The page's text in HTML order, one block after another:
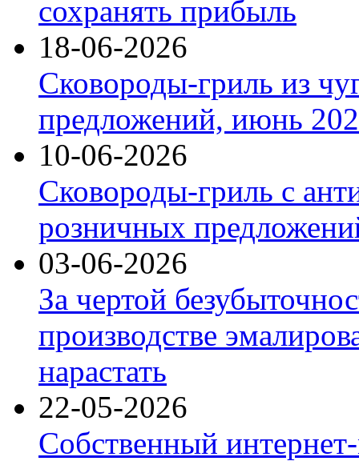
сохранять прибыль
18-06-2026
Сковороды-гриль из
предложений, июнь
10-06-2026
Сковороды-гриль с
розничных
03-06-2026
За чертой
производстве
нарастать
22-05-2026
Собственный